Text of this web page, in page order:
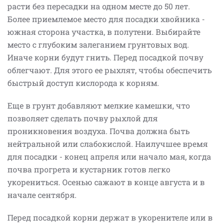
расти без пересадки на одном месте до 50 лет.
Более приемлемое место для посадки хвойника -
южная сторона участка, в полутени. Выбирайте
место с глубоким залеганием грунтовых вод.
Иначе корни будут гнить. Перед посадкой почву
облегчают. Для этого ее рыхлят, чтобы обеспечить
быстрый доступ кислорода к корням.
Еще в грунт добавляют мелкие камешки, что
позволяет сделать почву рыхлой для
проникновения воздуха. Почва должна быть
нейтральной или слабокислой. Наилучшее время
для посадки - конец апреля или начало мая, когда
почва прогрета и кустарник готов легко
укорениться. Осенью сажают в конце августа и в
начале сентября.
Перед посадкой корни держат в укоренителе или в